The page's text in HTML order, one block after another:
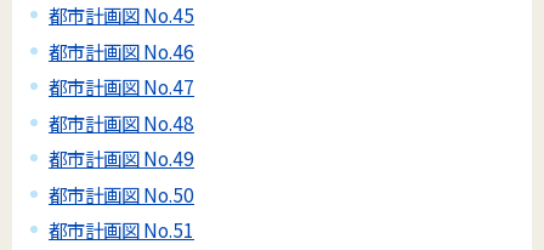
都市計画図 No.45
都市計画図 No.46
都市計画図 No.47
都市計画図 No.48
都市計画図 No.49
都市計画図 No.50
都市計画図 No.51